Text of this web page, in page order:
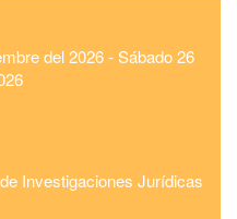
del 2026 -Sábado26
Investigaciones Jurídicas